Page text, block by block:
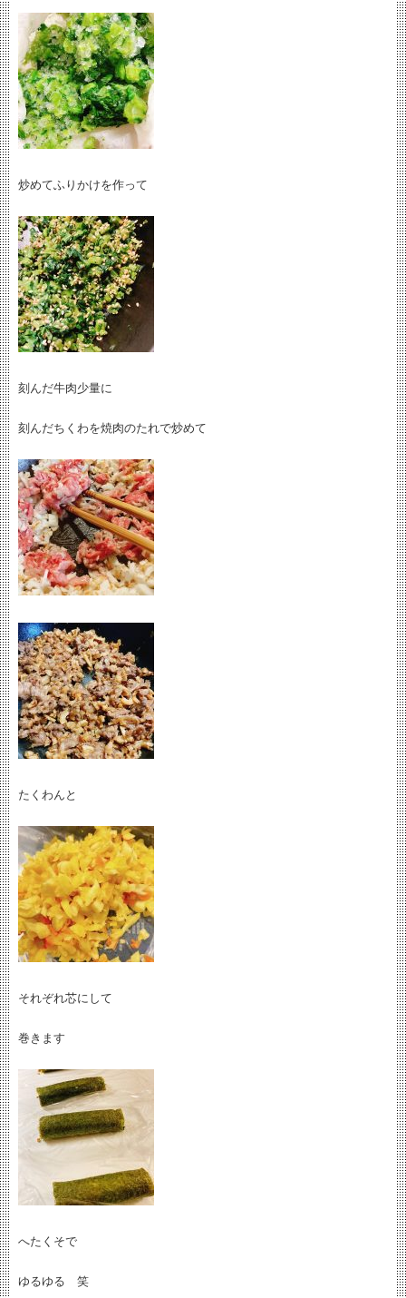
炒めてふりかけを作って
刻んだ牛肉少量に
刻んだちくわを焼肉のたれで炒めて
たくわんと
それぞれ芯にして
巻きます
へたくそで
ゆるゆる 笑